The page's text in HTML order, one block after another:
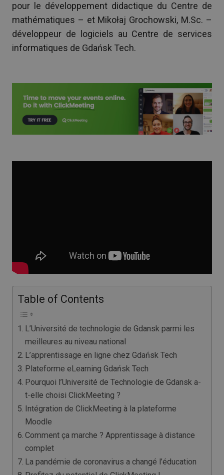
pour le développement didactique du Centre de
mathématiques – et Mikołaj Grochowski, M.Sc. –
développeur de logiciels au Centre de services
informatiques de Gdańsk Tech.
Table of Contents
L’Université de technologie de Gdansk parmi les
meilleures au niveau national
L’apprentissage en ligne chez Gdańsk Tech
Plateforme eLearning Gdańsk Tech
Pourquoi l’Université de Technologie de Gdansk a-
t-elle choisi ClickMeeting ?
Intégration de ClickMeeting à la plateforme
Moodle
Comment ça marche ? Apprentissage à distance
complet
La pandémie de coronavirus a changé l’éducation